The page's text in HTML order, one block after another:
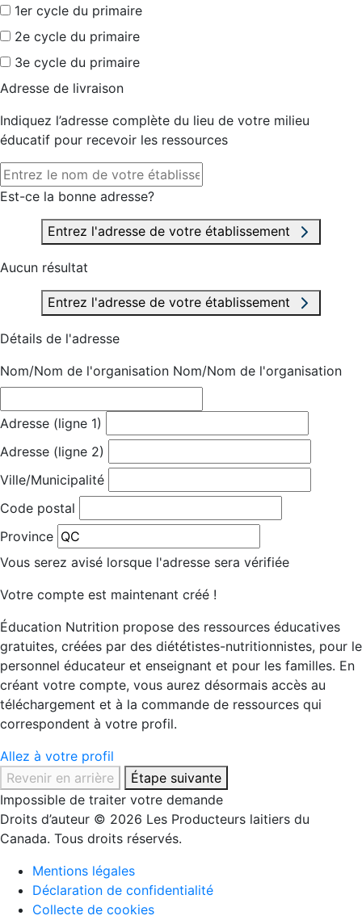
1er cycle du primaire
2e cycle du primaire
3e cycle du primaire
Adresse de livraison
Indiquez l’adresse complète du lieu de votre milieu
éducatif pour recevoir les ressources
Est-ce la bonne adresse?
Entrez l'adresse de votre établissement
Aucun résultat
Entrez l'adresse de votre établissement
Détails de l'adresse
Nom/Nom de l'organisation Nom/Nom de l'organisation
Adresse (ligne 1)
Adresse (ligne 2)
Ville/Municipalité
Code postal
Province
Vous serez avisé lorsque l'adresse sera vérifiée
Votre compte est maintenant créé !
Éducation Nutrition propose des ressources éducatives
gratuites, créées par des diététistes-nutritionnistes, pour le
personnel éducateur et enseignant et pour les familles. En
créant votre compte, vous aurez désormais accès au
téléchargement et à la commande de ressources qui
correspondent à votre profil.
Allez à votre profil
Revenir en arrière
Étape suivante
Impossible de traiter votre demande
Droits d’auteur © 2026 Les Producteurs laitiers du
Canada. Tous droits réservés.
Mentions légales
Déclaration de confidentialité
Collecte de cookies